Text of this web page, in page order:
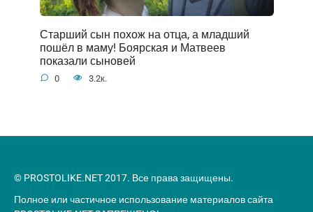
Старший сын похож на отца, а младший
пошёл в маму! Боярская и Матвеев
показали сыновей
0 3.2к.
© PROSTOLIKE.NET 2017. Все права защищены.
Полное или частичное использование материалов сайта